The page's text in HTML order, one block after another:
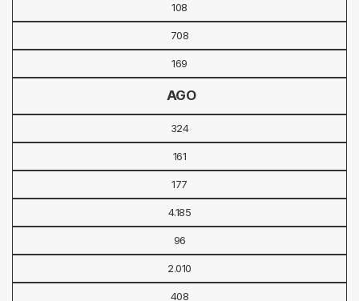
108
708
169
AGO
324
161
177
4.185
96
2.010
408